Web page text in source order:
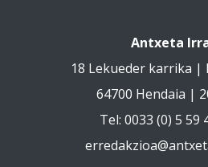
Antxeta
18 Lekueder karrika |
64700 Hendaia |
Tel: 0033 (0) 5 59